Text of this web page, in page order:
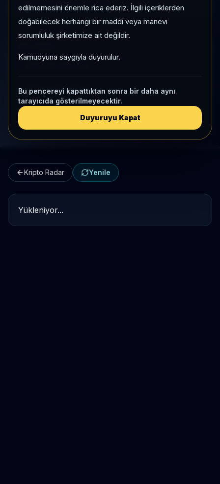
edilmemesini önemle rica ederiz. İlgili içeriklerden
doğabilecek herhangi bir maddi veya manevi
sorumluluk şirketimize ait değildir.
Kamuoyuna saygıyla duyurulur.
Bu pencereyi kapattıktan sonra bir daha aynı
tarayıcıda gösterilmeyecektir.
Duyuruyu Kapat
Global market cap sıralaması
Kategori Benchmark
Kripto Radar Yenile
Yükleniyor...